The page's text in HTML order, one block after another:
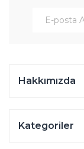
Hakkımızda
Kategoriler